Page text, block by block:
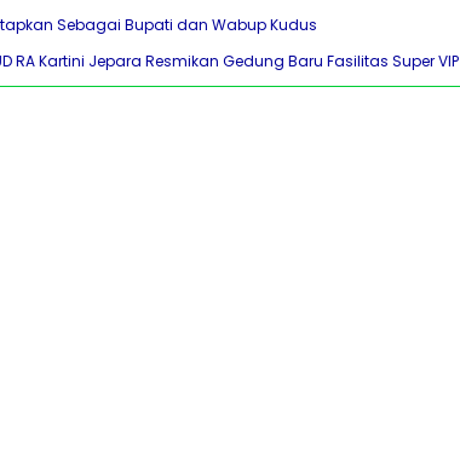
Sebagai Bupati dan Wabup Kudus
RA Kartini Jepara Resmikan Gedung Baru Fasilitas Super VIP